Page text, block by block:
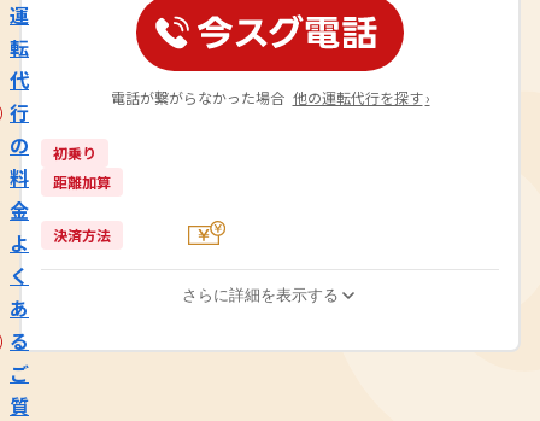
運
転
代
行
の
料
金
よ
く
あ
る
ご
質
電話が繋がらなかった場合 他の運転代行を探す ›
初乗り
距離加算
決済方法
さらに詳細を表示する